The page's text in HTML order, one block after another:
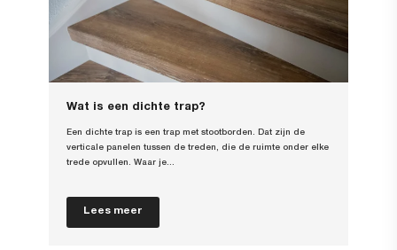
Wat is een dichte trap?
Een dichte trap is een trap met stootborden. Dat zijn de
verticale panelen tussen de treden, die de ruimte onder elke
trede opvullen. Waar je...
Lees meer